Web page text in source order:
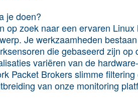
je doen?
op zoek naar een ervaren
Je werkzaamheden
die gebaseerd zijn
variëren van de
Packet Brokers slimme
van onze monitoring